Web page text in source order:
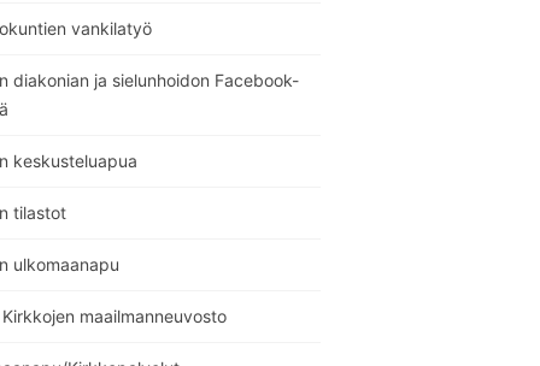
vankilatyö
diakonian ja sielunhoidon Facebook-
keskusteluapua
tilastot
ulkomaanapu
maailmanneuvosto